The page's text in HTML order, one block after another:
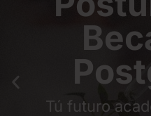
de
académico